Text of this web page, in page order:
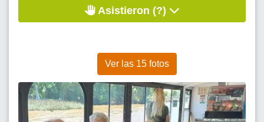
Asistieron (?)
Ver las 15 fotos